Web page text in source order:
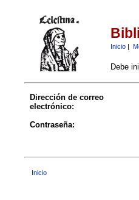
Inicio|
Debe
Dirección de correo
electrónico:
Contraseña:
Inicio